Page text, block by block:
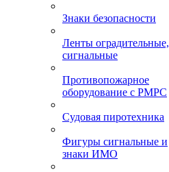
Знаки безопасности
Ленты оградительные,
сигнальные
Противопожарное
оборудование с РМРС
Судовая пиротехника
Фигуры сигнальные и
знаки ИМО